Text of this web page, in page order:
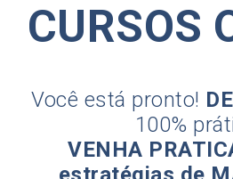
CURSOS
Você está pronto!
100%
VENHA